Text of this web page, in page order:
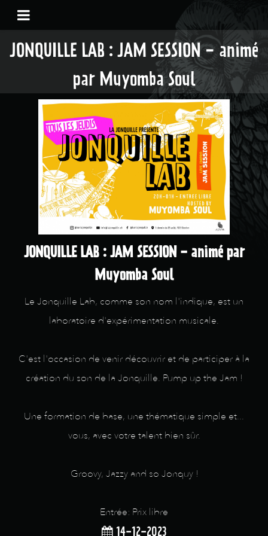
JONQUILLE LAB : JAM SESSION - animé
par Muyomba Soul
JONQUILLE LAB : JAM SESSION - animé par
Muyomba Soul
Le Jonquille Lab, comme son nom l'indique, est un
laboratoire d'expérimentation musicale.
C'est l'occasion de venir découvrir et de participer à la
création du son de la Jonquille. Pump up the Jam !
Une formation de base, une thématique simple et...
vous, avec votre talent bien sûr.
Groovy, Jazzy and so Jonquy !
Entrée: Prix libre
14-12-2023